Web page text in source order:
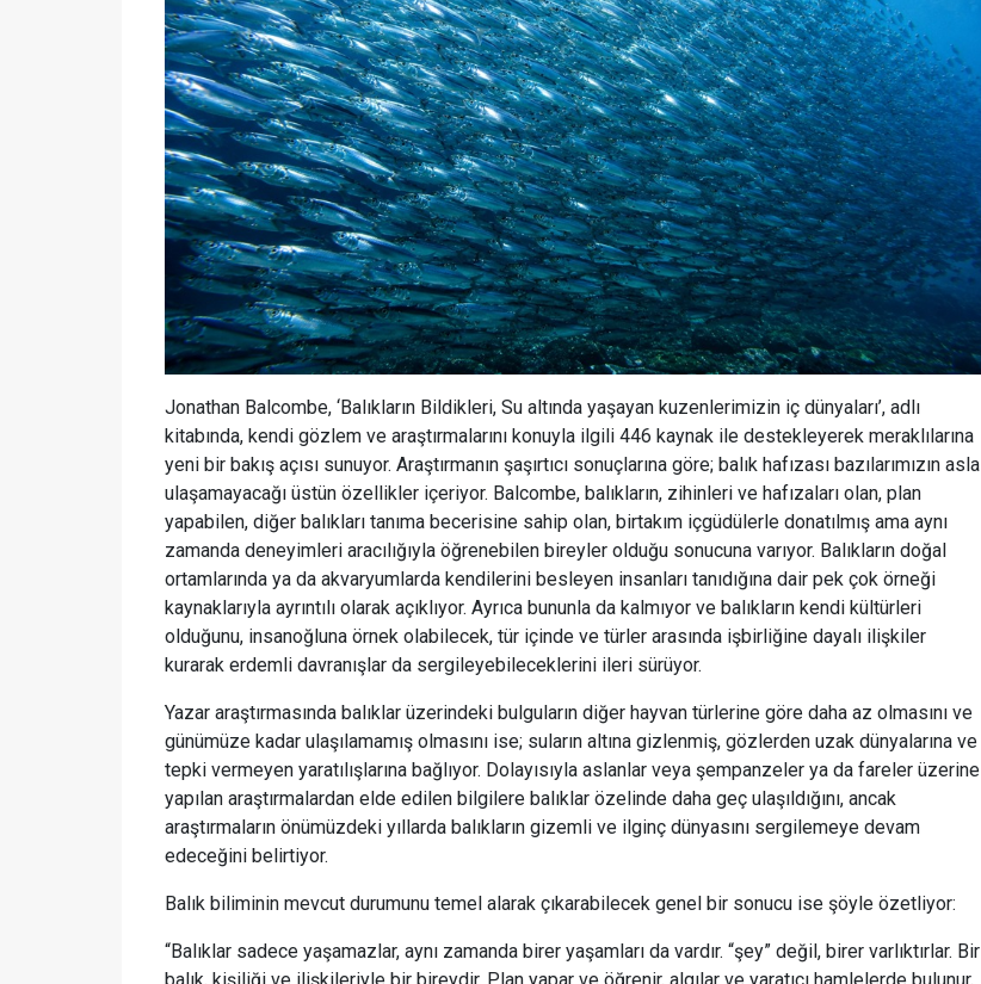
Jonathan Balcombe, ‘Balıkların Bildikleri, Su altında yaşayan kuzenlerimizin iç dünyaları’, adlı
kitabında, kendi gözlem ve araştırmalarını konuyla ilgili 446 kaynak ile destekleyerek meraklılarına
yeni bir bakış açısı sunuyor. Araştırmanın şaşırtıcı sonuçlarına göre; balık hafızası bazılarımızın asla
ulaşamayacağı üstün özellikler içeriyor. Balcombe, balıkların, zihinleri ve hafızaları olan, plan
yapabilen, diğer balıkları tanıma becerisine sahip olan, birtakım içgüdülerle donatılmış ama aynı
zamanda deneyimleri aracılığıyla öğrenebilen bireyler olduğu sonucuna varıyor. Balıkların doğal
ortamlarında ya da akvaryumlarda kendilerini besleyen insanları tanıdığına dair pek çok örneği
kaynaklarıyla ayrıntılı olarak açıklıyor. Ayrıca bununla da kalmıyor ve balıkların kendi kültürleri
olduğunu, insanoğluna örnek olabilecek, tür içinde ve türler arasında işbirliğine dayalı ilişkiler
kurarak erdemli davranışlar da sergileyebileceklerini ileri sürüyor.
Yazar araştırmasında balıklar üzerindeki bulguların diğer hayvan türlerine göre daha az olmasını ve
günümüze kadar ulaşılamamış olmasını ise; suların altına gizlenmiş, gözlerden uzak dünyalarına ve
tepki vermeyen yaratılışlarına bağlıyor. Dolayısıyla aslanlar veya şempanzeler ya da fareler üzerine
yapılan araştırmalardan elde edilen bilgilere balıklar özelinde daha geç ulaşıldığını, ancak
araştırmaların önümüzdeki yıllarda balıkların gizemli ve ilginç dünyasını sergilemeye devam
edeceğini belirtiyor.
Balık biliminin mevcut durumunu temel alarak çıkarabilecek genel bir sonucu ise şöyle özetliyor:
“Balıklar sadece yaşamazlar, aynı zamanda birer yaşamları da vardır. “şey” değil, birer varlıktırlar. Bir